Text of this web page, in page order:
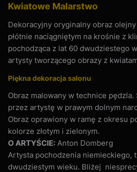
Kwiatowe Malarstwo
Dekoracyjny oryginalny obraz
płótnie naciągniętym na krośnie z
pochodząca z lat 60 dwudziestego
artysty tworzącego obrazy z
Piękna dekoracja salonu
Obraz malowany w technice
przez artystę w prawym dolnym
Obraz oprawiony w ramę z okresu
kolorze złotym i zielonym.
O ARTYŚCIE: Anton Domberg
Artysta pochodzenia niemieckiego,
dwudziestym wieku. Bliżej